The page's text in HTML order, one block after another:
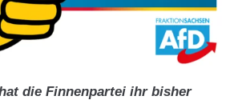
die Finnenpartei ihr bisher